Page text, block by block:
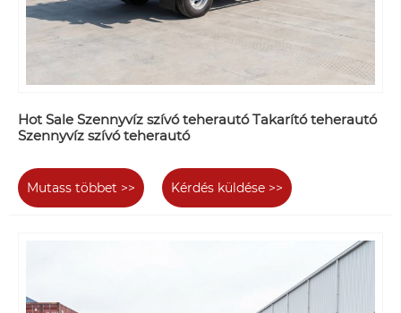
Hot Sale Szennyvíz szívó teherautó Takarító teherautó
Szennyvíz szívó teherautó
Mutass többet >> Kérdés küldése >>